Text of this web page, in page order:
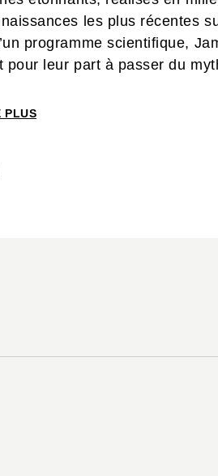
les plus récentes
programme scientifique,
pour leur part à passer du
PLUS